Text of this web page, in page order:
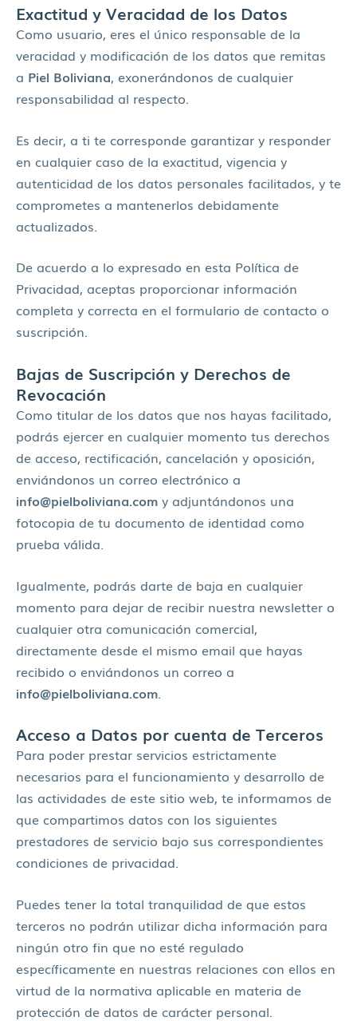
Exactitud y Veracidad de los Datos
Como usuario, eres el único responsable de la
veracidad y modificación de los datos que remitas
a Piel Boliviana, exonerándonos de cualquier
responsabilidad al respecto.
Es decir, a ti te corresponde garantizar y responder
en cualquier caso de la exactitud, vigencia y
autenticidad de los datos personales facilitados, y te
comprometes a mantenerlos debidamente
actualizados.
De acuerdo a lo expresado en esta Política de
Privacidad, aceptas proporcionar información
completa y correcta en el formulario de contacto o
suscripción.
Bajas de Suscripción y Derechos de
Revocación
Como titular de los datos que nos hayas facilitado,
podrás ejercer en cualquier momento tus derechos
de acceso, rectificación, cancelación y oposición,
enviándonos un correo electrónico a
info@pielboliviana.com y adjuntándonos una
fotocopia de tu documento de identidad como
prueba válida.
Igualmente, podrás darte de baja en cualquier
momento para dejar de recibir nuestra newsletter o
cualquier otra comunicación comercial,
directamente desde el mismo email que hayas
recibido o enviándonos un correo a
info@pielboliviana.com.
Acceso a Datos por cuenta de Terceros
Para poder prestar servicios estrictamente
necesarios para el funcionamiento y desarrollo de
las actividades de este sitio web, te informamos de
que compartimos datos con los siguientes
prestadores de servicio bajo sus correspondientes
condiciones de privacidad.
Puedes tener la total tranquilidad de que estos
terceros no podrán utilizar dicha información para
ningún otro fin que no esté regulado
específicamente en nuestras relaciones con ellos en
virtud de la normativa aplicable en materia de
protección de datos de carácter personal.